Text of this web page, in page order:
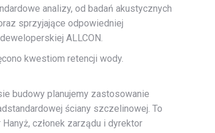
analizy, od badań akustycznych
sprzyjające odpowiedniej
ALLCON.
kwestiom retencji wody.
budowy planujemy zastosowanie
ściany szczelinowej. To
członek zarządu i dyrektor